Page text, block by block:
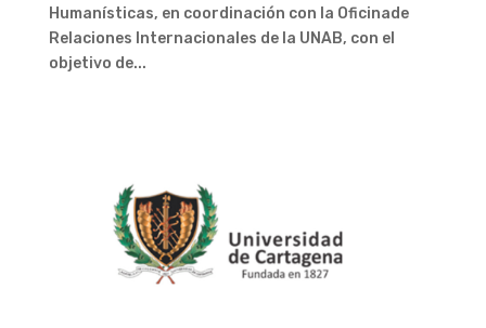
Humanísticas, en coordinación con la Oficinade
Relaciones Internacionales de la UNAB, con el
objetivo de...